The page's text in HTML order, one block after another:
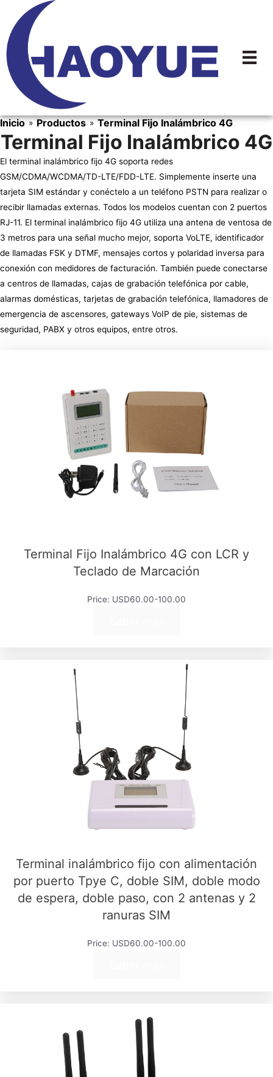
contenido
Inicio » Productos » Terminal Fijo Inalámbrico 4G
Terminal Fijo Inalámbrico 4G
El terminal inalámbrico fijo 4G soporta redes
GSM/CDMA/WCDMA/TD-LTE/FDD-LTE. Simplemente inserte una
tarjeta SIM estándar y conéctelo a un teléfono PSTN para realizar o
recibir llamadas externas. Todos los modelos cuentan con 2 puertos
RJ-11. El terminal inalámbrico fijo 4G utiliza una antena de ventosa de
3 metros para una señal mucho mejor, soporta VoLTE, identificador
de llamadas FSK y DTMF, mensajes cortos y polaridad inversa para
conexión con medidores de facturación. También puede conectarse
a centros de llamadas, cajas de grabación telefónica por cable,
alarmas domésticas, tarjetas de grabación telefónica, llamadores de
emergencia de ascensores, gateways VoIP de pie, sistemas de
seguridad, PABX y otros equipos, entre otros.
Terminal Fijo Inalámbrico 4G con LCR y
Teclado de Marcación
Price: USD60.00-100.00
Terminal inalámbrico fijo con alimentación
por puerto Tpye C, doble SIM, doble modo
de espera, doble paso, con 2 antenas y 2
ranuras SIM
Price: USD60.00-100.00